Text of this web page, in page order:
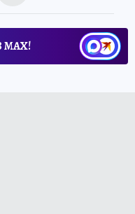
МАХ!